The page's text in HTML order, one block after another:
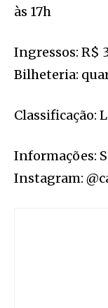
às 17h
Ingressos: R$
Bilheteria:
Classificação:
Informações:
Instagram: